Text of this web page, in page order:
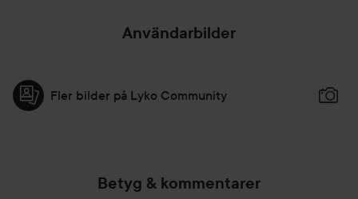
Användarbilder
Fler bilder på Lyko Community
Betyg & kommentarer